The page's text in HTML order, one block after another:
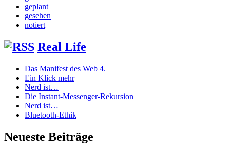
geplant
gesehen
notiert
Real Life
Das Manifest des Web 4.
Ein Klick mehr
Nerd ist…
Die Instant-Messenger-Rekursion
Nerd ist…
Bluetooth-Ethik
Neueste Beiträge